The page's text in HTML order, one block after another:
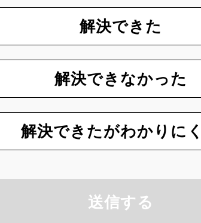
解決できた
解決できなかった
解決できたがわかりに
送信する